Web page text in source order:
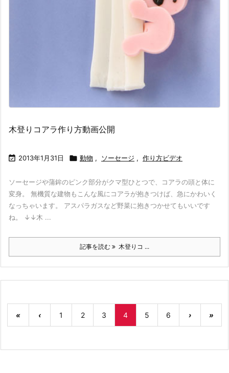
木登りコアラ作り方動画公開
 2013年1月31日  動物 , ソーセージ , 作り方ビデオ
ソーセージや蒲鉾のピンク部分がクマ型ひとつで、コアラの頭と体に
変身。 無機質な建物もこんな風にコアラが抱きつけば、急にかわいく
なっちゃいます。 アスパラガスなど野菜に抱きつかせてもいいです
ね。 ↓↓木 ...
記事を読む 木登りコ ...
« ‹ 1 2 3 4 5 6 › »